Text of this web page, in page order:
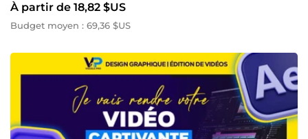
À partir de 18,82 $US
Budget moyen : 69,36 $US